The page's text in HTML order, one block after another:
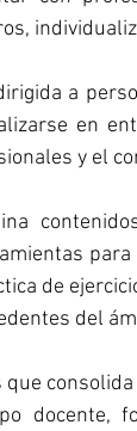
a
en
y el
de
del
que
docente,